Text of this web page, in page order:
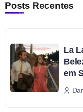
Posts Recentes
La
em